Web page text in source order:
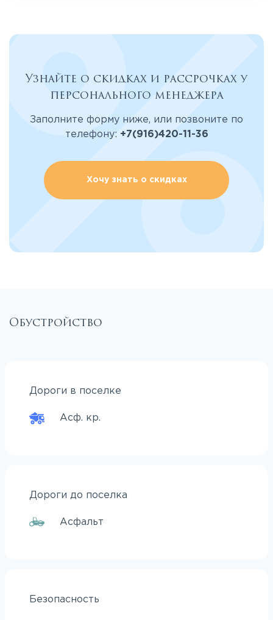
Узнайте о скидках и рассрочках у
персонального менеджера
Заполните форму ниже, или позвоните по
телефону: +7(916)420-11-36
Хочу знать о скидках
Обустройство
Дороги в поселке
Асф. кр.
Дороги до поселка
Асфальт
Безопасность